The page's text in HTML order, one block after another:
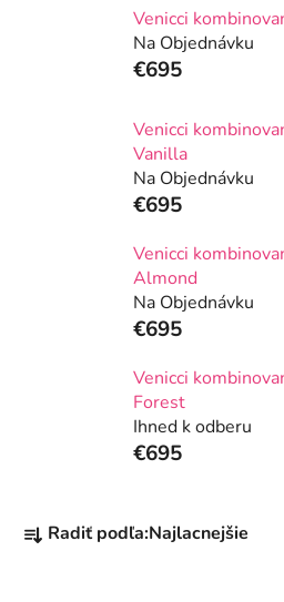
Venicci
Na Objednávku
€695
Venicci
Vanilla
Na Objednávku
€695
Venicci
Almond
Na Objednávku
€695
Venicci
Forest
Ihned k odberu
€695
Radiť podľa:Najlacnejšie